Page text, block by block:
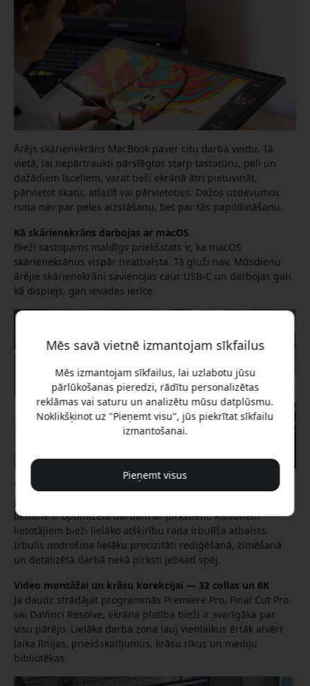
Ārējs skārienekrāns MacBook paver citu darba veidu. Tā
vietā, lai nepārtraukti pārslēgtos starp tastatūru, peli un
dažādiem īsceļiem, varat tieši ekrānā ātri pietuvināt,
pārvietot skatu, atlasīt vai pārvietoties. Dažos uzdevumos
runa nav par peles aizstāšanu, bet par tās papildināšanu.
Kā skārienekrāns darbojas ar macOS
Bieži sastopams maldīgs priekšstats ir, ka macOS
skārienekrānus vispār neatbalsta. Tā gluži nav. Mūsdienu
ārējie skārienekrāni savienojas caur USB-C un darbojas gan
kā displejs, gan ievades ierīce.
Tomēr ir dažas atšķirības salīdzinājumā ar iPad. macOS
joprojām ir veidota ap tradicionālo kursoru, tāpēc ne katra
lietotne ir optimizēta darbam ar pirkstiem. Radošiem
lietotājiem bieži lielāko atšķirību rada irbulīša atbalsts.
Irbulis nodrošina lielāku precizitāti rediģēšanā, zīmēšanā
un detalizētā darbā nekā pirksti jebkad spēj.
Video montāžai un krāsu korekcijai — 32 collas un 6K
Ja daudz strādājat programmās Premiere Pro, Final Cut Pro
vai DaVinci Resolve, ekrāna platība bieži ir svarīgāka par
visu pārējo. Lielāka darba zona ļauj vienlaikus ērtāk atvērt
laika līnijas, priekšskatījumus, krāsu rīkus un mediju
bibliotēkas.
Mēs savā vietnē izmantojam sīkfailus
Mēs izmantojam sīkfailus, lai uzlabotu jūsu
pārlūkošanas pieredzi, rādītu personalizētas
reklāmas vai saturu un analizētu mūsu datplūsmu.
Noklikšķinot uz "Pieņemt visu", jūs piekrītat sīkfailu
izmantošanai.
Pieņemt visus